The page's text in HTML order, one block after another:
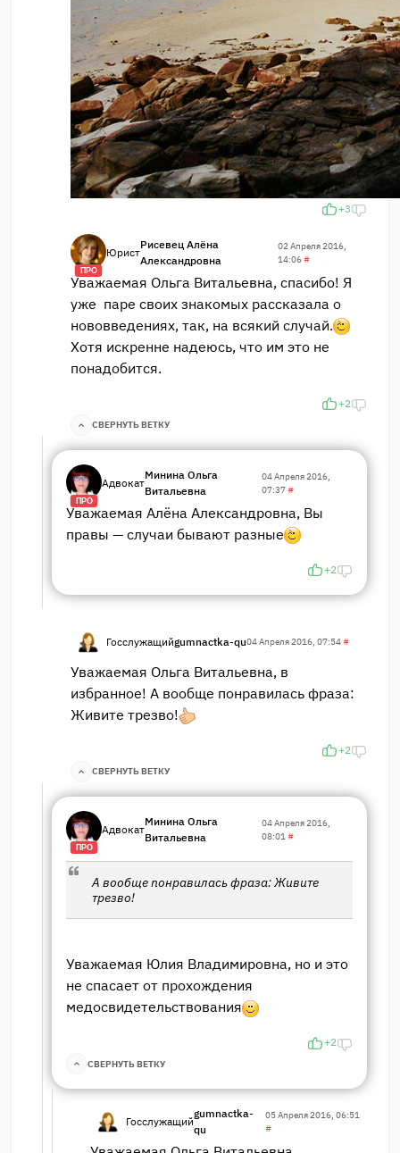
+3
ПРО
Юрист
Рисевец Алёна
Александровна
02 Апреля 2016,
14:06#
Уважаемая Ольга Витальевна, спасибо! Я
уже паре своих знакомых рассказала о
нововведениях, так, на всякий случай.
Хотя искренне надеюсь, что им это не
понадобится.
+2
СВЕРНУТЬ ВЕТКУ
ПРО
Адвокат
Минина Ольга
Витальевна
04 Апреля 2016,
07:37#
Уважаемая Алёна Александровна, Вы
правы — случаи бывают разные
+2
Госслужащийgumnactka-qu04 Апреля 2016, 07:54#
Уважаемая Ольга Витальевна, в
избранное! А вообще понравилась фраза:
Живите трезво!
+2
СВЕРНУТЬ ВЕТКУ
ПРО
Адвокат
Минина Ольга
Витальевна
04 Апреля 2016,
08:01#
А вообще понравилась фраза: Живите
трезво!
Уважаемая Юлия Владимировна, но и это
не спасает от прохождения
медосвидетельствования
+2
СВЕРНУТЬ ВЕТКУ
Госслужащий
gumnactka-
qu
05 Апреля 2016, 06:51
#